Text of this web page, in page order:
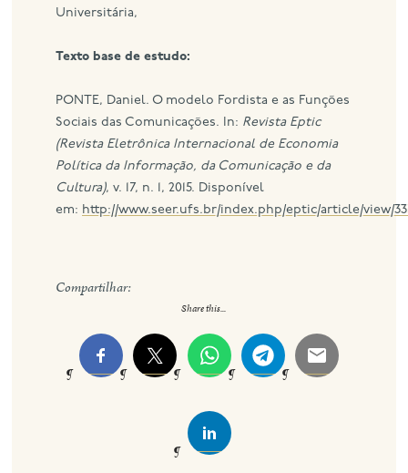
Universitária,
Texto base de estudo:
PONTE, Daniel. O modelo Fordista e as Funções
Sociais das Comunicações. In: Revista Eptic
(Revista Eletrônica Internacional de Economia
Política da Informação, da Comunicação e da
Cultura), v. 17, n. 1, 2015. Disponível
em: http://www.seer.ufs.br/index.php/eptic/article/view/
Compartilhar:
Share this...